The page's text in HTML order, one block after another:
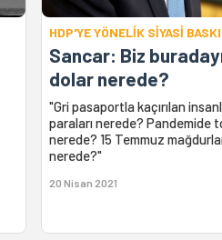
HDP'YE YÖNELİK SİYASİ
Sancar: Biz
dolar nerede?
"Gri pasaportla kaçırılan
paraları nerede? Pandemide
nerede? 15 Temmuz
nerede?"
20 Nisan 2021